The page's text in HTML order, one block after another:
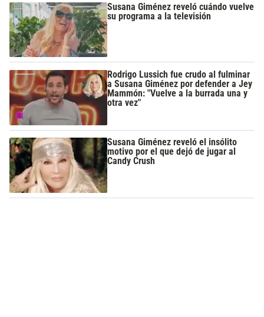
Susana Giménez reveló cuándo vuelve
su programa a la televisión
Rodrigo Lussich fue crudo al fulminar
a Susana Giménez por defender a Jey
Mammón: "Vuelve a la burrada una y
otra vez"
Susana Giménez reveló el insólito
motivo por el que dejó de jugar al
Candy Crush